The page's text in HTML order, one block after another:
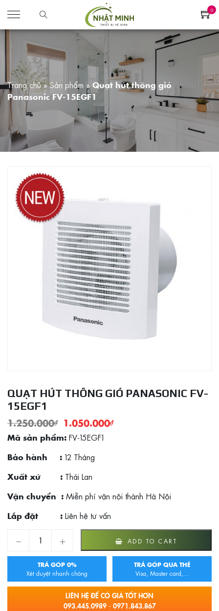
0
Trang chủ»Sản phẩm » Quạt hút thông gió
Panasonic FV-15EGF1
QUẠT HÚT THÔNG GIÓ PANASONIC FV-
15EGF1
1.250.000₫ 1.050.000₫
Mã sản phẩm: FV-15EGF1
Bảo hành : 12 Tháng
Xuất xứ : Thái Lan
Vận chuyển : Miễn phí vận nội thành Hà Nội
Lắp đặt : Liên hệ tư vấn
Quạt hút thông gió Panasonic FV-15EGF1 quantity
ADD TO CART
TRẢ GÓP 0%
Xét duyệt nhanh chóng
TRẢ GÓP QUA THẺ
Visa, Master card,...
LIÊN HỆ ĐỂ CÓ GIÁ TỐT HƠN
093.445.0989 - 0971.843.867